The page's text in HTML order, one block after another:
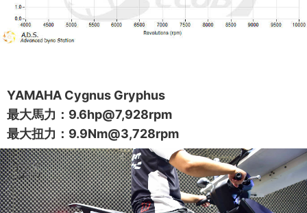
YAMAHA Cygnus Gryphus
最大馬力：9.6hp@7,928rpm
最大扭力：9.9Nm@3,728rpm